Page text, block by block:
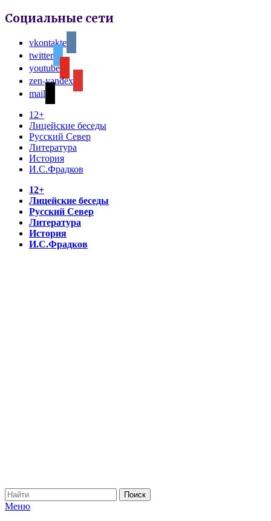
Социальные сети
vkontakte
twitter
youtube
zen-yandex
mail
12+
Лицейские беседы
Русский Север
Литература
История
И.С.Фрадков
12+
Лицейские беседы
Русский Север
Литература
История
И.С.Фрадков
Меню